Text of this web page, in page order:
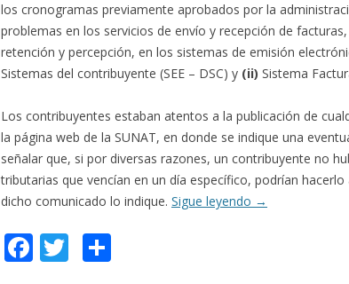
los cronogramas previamente aprobados por la
problemas en los servicios de envío y recepción de
retención y percepción, en los sistemas de emisión
Sistemas del contribuyente (SEE – DSC) y (ii) Sistema
Los contribuyentes estaban atentos a la publicación de
la página web de la SUNAT, en donde se indique una
señalar que, si por diversas razones, un contribuyente no
tributarias que vencían en un día específico, podrían
dicho comunicado lo indique. Sigue leyendo →
F T